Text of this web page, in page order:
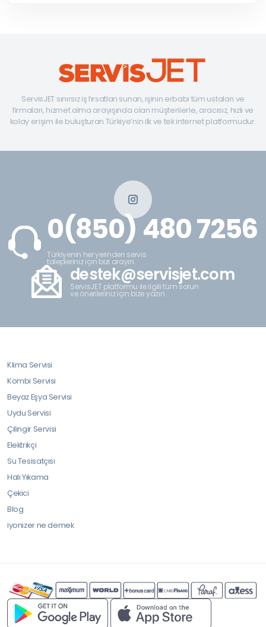
ServisJET sınırsız iş fırsatları sunan, işinin erbabı tüm ustaları ve
firmaları, hizmet alma arayışında olan müşterilerle, aracısız, hızlı ve
kolay erişim ile buluşturan Türkiye’nin ilk ve tek internet platformudur.
0(850) 480 7256
Türkiyenin her yerinden servis
talepleriniz için bizi arayın.
destek@servisjet.com
ServisJET platformu ile ilgili tüm sorun
ve önerileriniz için bize yazın.
Klima Servisi
Kombi Servisi
Beyaz Eşya Servisi
Uydu Servisi
Çilingir Servisi
Elektrikçi
Su Tesisatçısı
Halı Yıkama
Çekici
Blog
iyonizer ne demek